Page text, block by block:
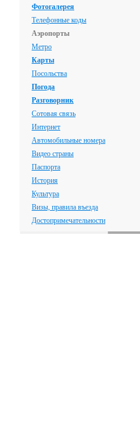
Фотогалерея
Телефонные коды
Аэропорты
Метро
Карты
Посольства
Погода
Разговорник
Сотовая связь
Интернет
Автомобильные номера
Видео страны
Паспорта
История
Культура
Визы, правила въезда
Достопримечательности